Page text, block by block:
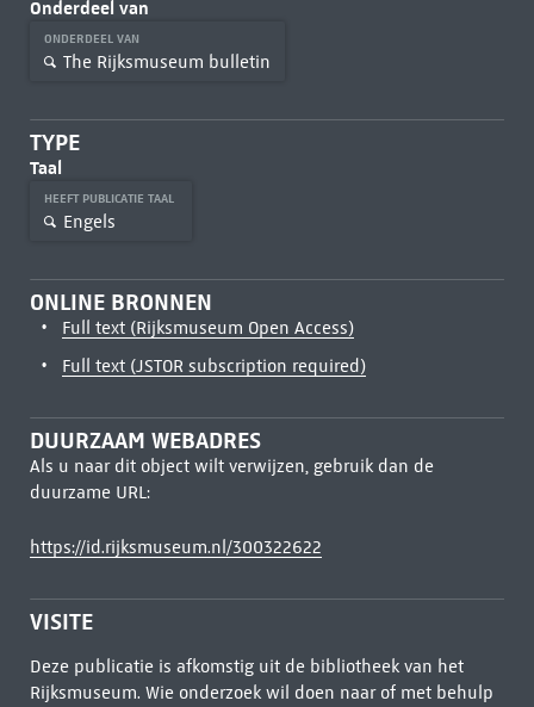
Onderdeel van
ONDERDEEL VAN
The Rijksmuseum bulletin
TYPE
Taal
HEEFT PUBLICATIE TAAL
Engels
ONLINE BRONNEN
Full text (Rijksmuseum Open Access)
Full text (JSTOR subscription required)
DUURZAAM WEBADRES
Als u naar dit object wilt verwijzen, gebruik dan de
duurzame URL:
https://id.rijksmuseum.nl/300322622
VISITE
Deze publicatie is afkomstig uit de bibliotheek van het
Rijksmuseum. Wie onderzoek wil doen naar of met behulp